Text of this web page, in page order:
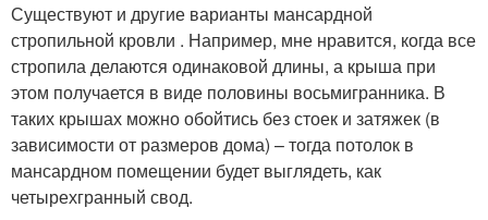
Существуют и другие варианты мансардной
стропильной кровли . Например, мне нравится, когда все
стропила делаются одинаковой длины, а крыша при
этом получается в виде половины восьмигранника. В
таких крышах можно обойтись без стоек и затяжек (в
зависимости от размеров дома) – тогда потолок в
мансардном помещении будет выглядеть, как
четырехгранный свод.